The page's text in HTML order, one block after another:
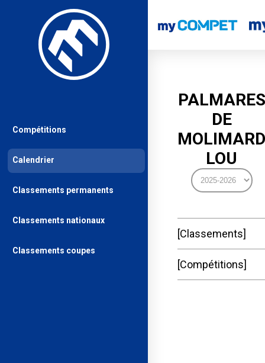
PALMARES
DE
MOLIMARD
LOU
Classements
Compétitions
Compétitions
Calendrier
Classements permanents
Classements nationaux
Classements coupes